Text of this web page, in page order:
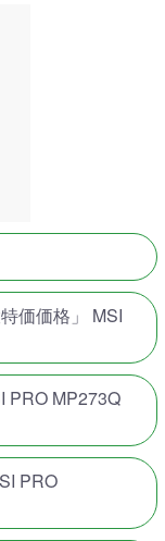
価価格」 MSI
PRO MP273Q
PRO